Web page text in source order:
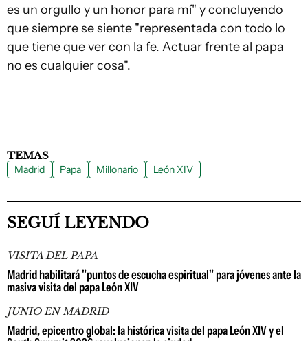
es un orgullo y un honor para mí" y concluyendo
que siempre se siente "representada con todo lo
que tiene que ver con la fe. Actuar frente al papa
no es cualquier cosa".
TEMAS
Madrid Papa Millonario León XIV
SEGUÍ LEYENDO
VISITA DEL PAPA
Madrid habilitará "puntos de escucha espiritual" para jóvenes ante la
masiva visita del papa León XIV
JUNIO EN MADRID
Madrid, epicentro global: la histórica visita del papa León XIV y el